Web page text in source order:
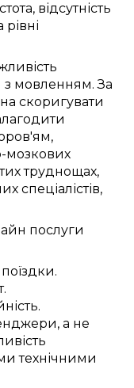
, відсутність
рівні
мовленням.За
скоригувати
,
мозкових
труднощах,
спеціалістів,
послуги
поїздки.
а не
технічними